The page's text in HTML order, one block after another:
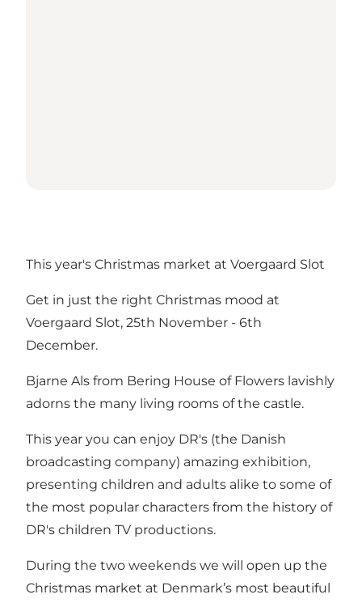
This year's Christmas market at Voergaard Slot
Get in just the right Christmas mood at
Voergaard Slot, 25th November - 6th
December.
Bjarne Als from Bering House of Flowers lavishly
adorns the many living rooms of the castle.
This year you can enjoy DR's (the Danish
broadcasting company) amazing exhibition,
presenting children and adults alike to some of
the most popular characters from the history of
DR's children TV productions.
During the two weekends we will open up the
Christmas market at Denmark’s most beautiful